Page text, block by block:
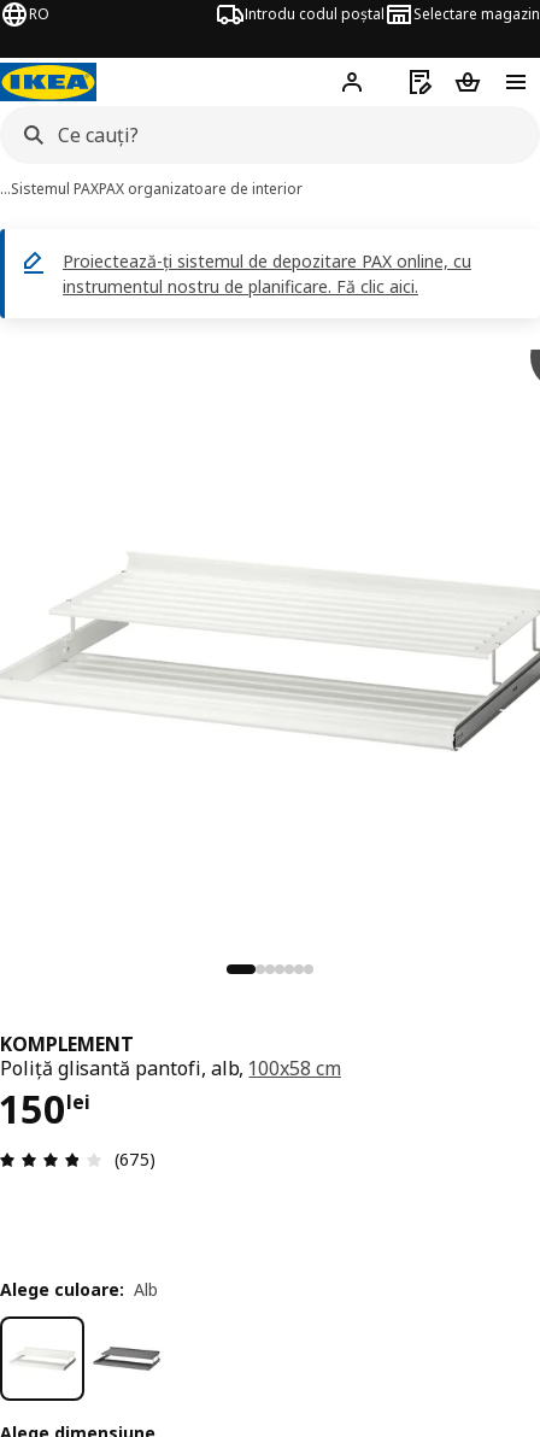
RO Introdu codul poștal Selectare magazin
Hej! Autentifică-te
Listă deCoșul de
…Sistemul PAXPAX organizatoare de interior
Proiectează-ți sistemul de depozitare PAX online, cu
instrumentul nostru de planificare. Fă clic aici.
KOMPLEMENT
Poliță glisantă pantofi, alb, 100x58 cm
150lei
Preț 150lei
Prezentare generală: 3.8 din 5 stele Total
(675)
Alege culoare: Alb